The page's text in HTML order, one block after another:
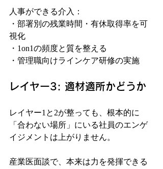
人事ができる介入：
・部署別の残業時間・有休取得率を可
視化
・1on1の頻度と質を整える
・管理職向けラインケア研修の実施
レイヤー3: 適材適所かどうか
レイヤー1と2が整っても、根本的に
「合わない場所」にいる社員のエンゲ
イジメントは上がりません。
産業医面談で、本来は力を発揮できる